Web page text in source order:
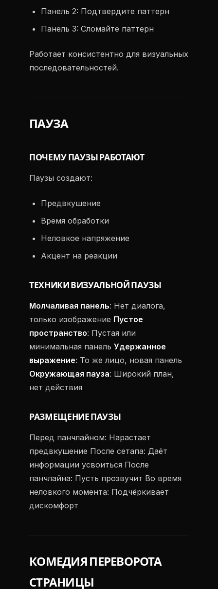
Панель 2: Подтвердите паттерн
Панель 3: Сломайте паттерн
Работает консистентно для визуальных
последовательностей.
ПАУЗА
ПОЧЕМУ ПАУЗЫ РАБОТАЮТ
Паузы создают:
Предвкушение
Время обработки
Неловкое напряжение
Акцент на реакции
ТЕХНИКИ ВИЗУАЛЬНОЙ ПАУЗЫ
Молчаливая панель: Нет диалога,
только изображение Пустое
пространство: Пустая или
минимальная панель Удержанное
выражение: То же лицо, новая панель
Окружающая пауза: Широкий план,
нет действия
РАЗМЕЩЕНИЕ ПАУЗЫ
Перед панчлайном: Нарастает
предвкушение После сетапа: Даёт
информации усвоиться После
панчлайна: Пусть прозвучит Во время
неловкого момента: Подчёркивает
дискомфорт
КОМЕДИЯ ПЕРЕВОРОТА
СТРАНИЦЫ